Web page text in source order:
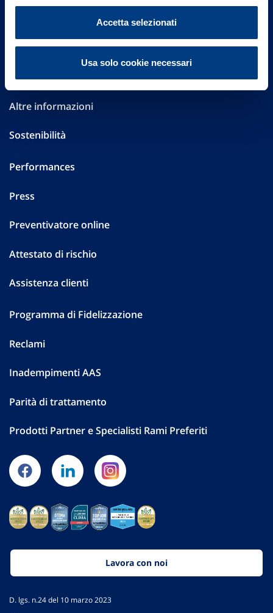
Accetta selezionati
Usa solo cookie necessari
Governance
Investor Relations
Altre informazioni
Sostenibilità
Performances
Press
Preventivatore online
Attestato di rischio
Assistenza clienti
Programma di Fidelizzazione
Reclami
Inadempimenti AAS
Parità di trattamento
Prodotti Partner e Specialisti Rami Preferiti
Lavora con noi
D. lgs. n.24 del 10 marzo 2023